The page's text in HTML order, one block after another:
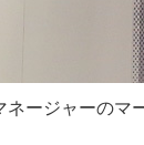
ネージャーのマ